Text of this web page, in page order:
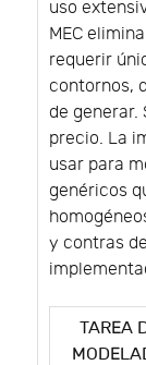
uso
MEC
requerir
contornos,
de generar.
precio. La
usar para
genéricos
y contras
TAREA